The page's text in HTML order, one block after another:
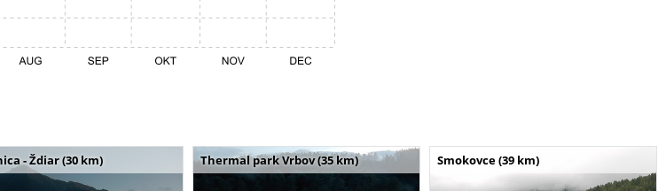
- Ždiar (30 km) Thermal park Vrbov (35 km) Smokovce (39 km)